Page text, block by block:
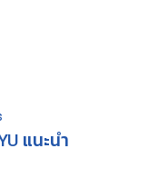
แนะนำ